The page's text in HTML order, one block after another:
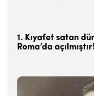
1. Kıyafet satan
Roma’da açılmıştır!